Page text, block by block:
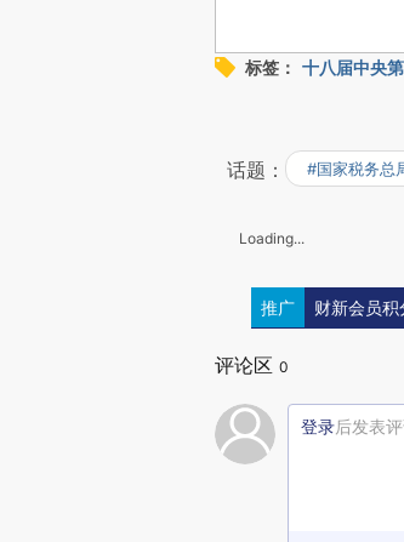
标签： 十八届中央
话题： #国家税务总
Loading...
推广 财新会员积
评论区 0
登录后发表